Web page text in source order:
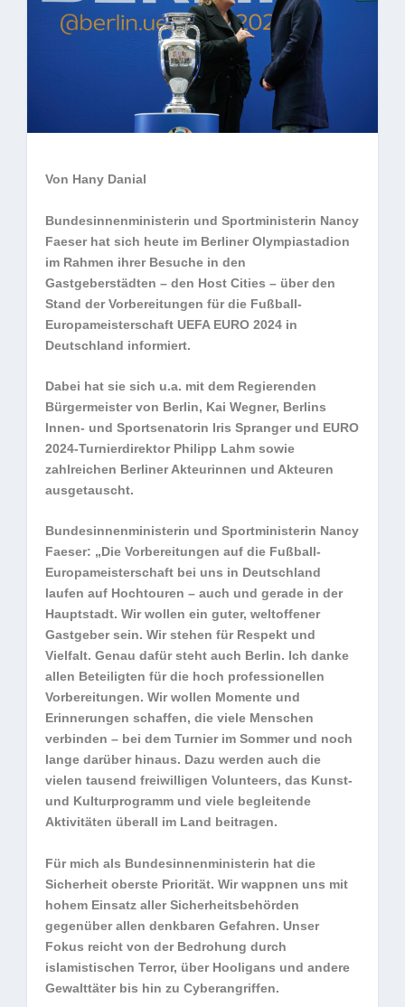
Von Hany Danial
Bundesinnenministerin und Sportministerin Nancy
Faeser hat sich heute im Berliner Olympiastadion
im Rahmen ihrer Besuche in den
Gastgeberstädten – den Host Cities – über den
Stand der Vorbereitungen für die Fußball-
Europameisterschaft UEFA EURO 2024 in
Deutschland informiert.
Dabei hat sie sich u.a. mit dem Regierenden
Bürgermeister von Berlin, Kai Wegner, Berlins
Innen- und Sportsenatorin Iris Spranger und EURO
2024-Turnierdirektor Philipp Lahm sowie
zahlreichen Berliner Akteurinnen und Akteuren
ausgetauscht.
Bundesinnenministerin und Sportministerin Nancy
Faeser: „Die Vorbereitungen auf die Fußball-
Europameisterschaft bei uns in Deutschland
laufen auf Hochtouren – auch und gerade in der
Hauptstadt. Wir wollen ein guter, weltoffener
Gastgeber sein. Wir stehen für Respekt und
Vielfalt. Genau dafür steht auch Berlin. Ich danke
allen Beteiligten für die hoch professionellen
Vorbereitungen. Wir wollen Momente und
Erinnerungen schaffen, die viele Menschen
verbinden – bei dem Turnier im Sommer und noch
lange darüber hinaus. Dazu werden auch die
vielen tausend freiwilligen Volunteers, das Kunst-
und Kulturprogramm und viele begleitende
Aktivitäten überall im Land beitragen.
Für mich als Bundesinnenministerin hat die
Sicherheit oberste Priorität. Wir wappnen uns mit
hohem Einsatz aller Sicherheitsbehörden
gegenüber allen denkbaren Gefahren. Unser
Fokus reicht von der Bedrohung durch
islamistischen Terror, über Hooligans und andere
Gewalttäter bis hin zu Cyberangriffen.